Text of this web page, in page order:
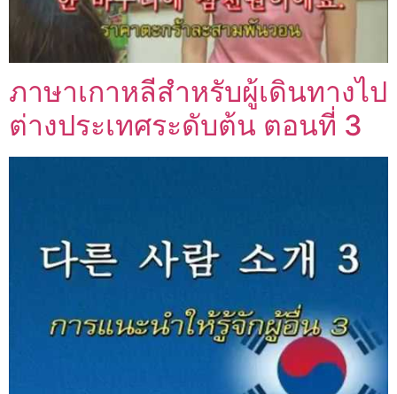
ภาษาเกาหลีสำหรับผู้เดินทางไป
ต่างประเทศระดับต้น ตอนที่ 3